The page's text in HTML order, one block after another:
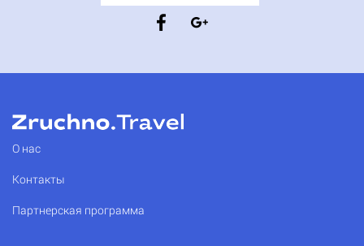
О нас
Контакты
Партнерская программа